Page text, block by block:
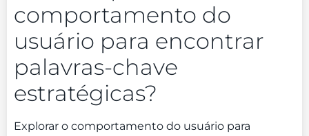
comportamento do
usuário para encontrar
palavras-chave
estratégicas?
Explorar o comportamento do usuário para